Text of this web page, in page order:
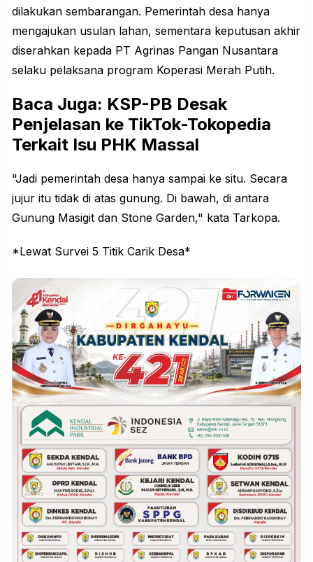
dilakukan sembarangan. Pemerintah desa hanya
mengajukan usulan lahan, sementara keputusan akhir
diserahkan kepada PT Agrinas Pangan Nusantara
selaku pelaksana program Koperasi Merah Putih.
Baca Juga: KSP-PB Desak
Penjelasan ke TikTok-Tokopedia
Terkait Isu PHK Massal
"Jadi pemerintah desa hanya sampai ke situ. Secara
jujur itu tidak di atas gunung. Di bawah, di antara
Gunung Masigit dan Stone Garden," kata Tarkopa.
*Lewat Survei 5 Titik Carik Desa*